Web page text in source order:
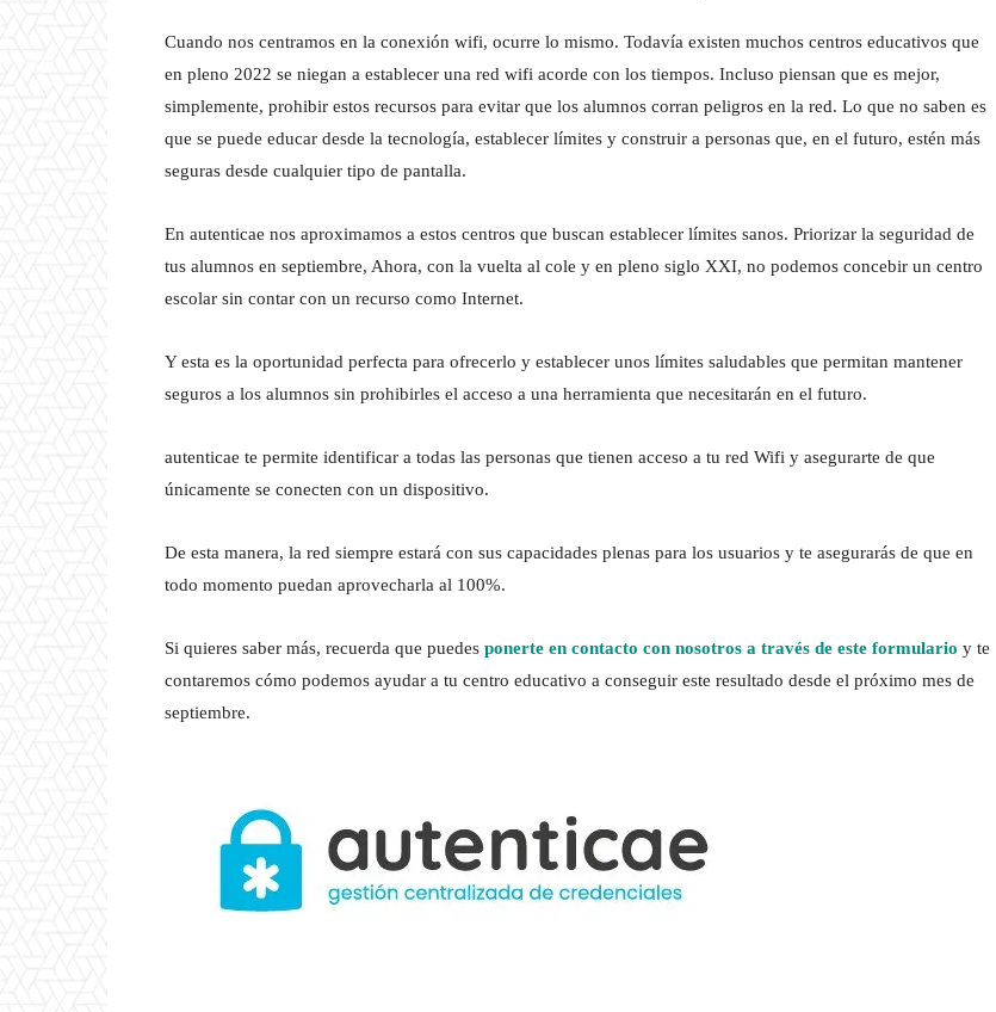
Cuando nos centramos en la conexión wifi, ocurre lo mismo. Todavía existen muchos centros educativos que
en pleno 2022 se niegan a establecer una red wifi acorde con los tiempos. Incluso piensan que es mejor,
simplemente, prohibir estos recursos para evitar que los alumnos corran peligros en la red. Lo que no saben es
que se puede educar desde la tecnología, establecer límites y construir a personas que, en el futuro, estén más
seguras desde cualquier tipo de pantalla.
En autenticae nos aproximamos a estos centros que buscan establecer límites sanos. Priorizar la seguridad de
tus alumnos en septiembre, Ahora, con la vuelta al cole y en pleno siglo XXI, no podemos concebir un centro
escolar sin contar con un recurso como Internet.
Y esta es la oportunidad perfecta para ofrecerlo y establecer unos límites saludables que permitan mantener
seguros a los alumnos sin prohibirles el acceso a una herramienta que necesitarán en el futuro.
autenticae te permite identificar a todas las personas que tienen acceso a tu red Wifi y asegurarte de que
únicamente se conecten con un dispositivo.
De esta manera, la red siempre estará con sus capacidades plenas para los usuarios y te asegurarás de que en
todo momento puedan aprovecharla al 100%.
Si quieres saber más, recuerda que puedes ponerte en contacto con nosotros a través de este formulario y te
contaremos cómo podemos ayudar a tu centro educativo a conseguir este resultado desde el próximo mes de
septiembre.